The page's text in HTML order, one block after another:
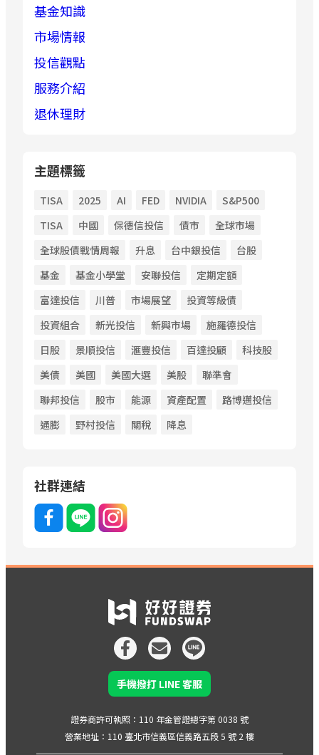
基金知識
市場情報
投信觀點
服務介紹
退休理財
主題標籤
TISA 2025 AI FED NVIDIA
S&P500
TISA
中國 保德信投信 債市
全球市場
全球股債戰情周報
升息 台中銀投信
台股
基金
基金小學堂 安聯投信
定期定額
富達投信
川普 市場展望
投資等級債
投資組合
新光投信 新興市場
施羅德投信
日股
景順投信 滙豐投信 百達投顧
科技股
美債
美國 美國大選 美股
聯準會
聯邦投信
股市 能源 資產配置
路博邁投信
通膨
野村投信 關稅 降息
社群連結
手機撥打 LINE 客服
證券商許可執照：110 年金管證總字第 0038 號
營業地址：110 臺北市信義區信義路五段 5 號 2 樓